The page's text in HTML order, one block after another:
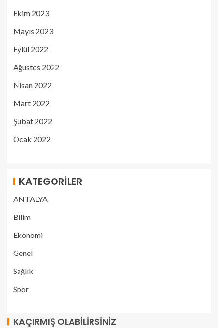
Ekim 2023
Mayıs 2023
Eylül 2022
Ağustos 2022
Nisan 2022
Mart 2022
Şubat 2022
Ocak 2022
KATEGORILER
ANTALYA
Bilim
Ekonomi
Genel
Sağlık
Spor
KAÇIRMIŞ OLABILIRSINIZ